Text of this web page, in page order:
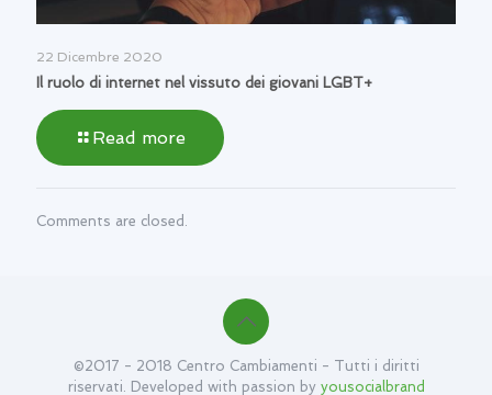
22 Dicembre 2020
Il ruolo di internet nel vissuto dei giovani LGBT+
Read more
Comments are closed.
©2017 - 2018 Centro Cambiamenti - Tutti i diritti
riservati. Developed with passion by yousocialbrand